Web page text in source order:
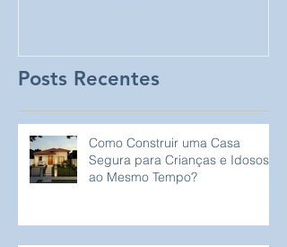
Posts Recentes
Como Construir uma Casa
Segura para Crianças e Idosos
ao Mesmo Tempo?